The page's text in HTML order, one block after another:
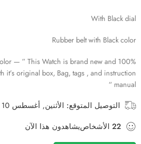
With Black dial
Rubber belt with Black color
— ” This Watch is brand new and 100%
it’s original box, Bag, tags , and instruction
manual “
التوصيل المتوقع: الأثنين, أغسطس 10 – الأربعاء, أغسطس 12
22 الأشخاصيشاهدون هذا الآن